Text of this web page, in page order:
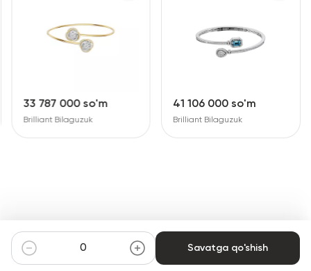
Savatga qo'shish
33 787 000 so'm
Brilliant Bilaguzuk
41 106 000 so'm
Brilliant Bilaguzuk